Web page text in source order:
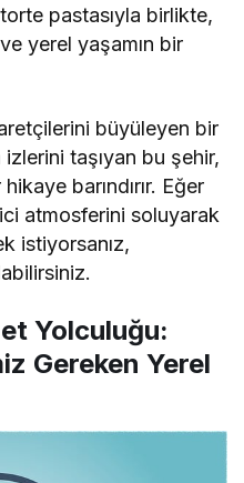
pastasıyla birlikte,
yerel yaşamın bir
büyüleyen bir
taşıyan bu şehir,
barındırır. Eğer
atmosferini soluyarak
istiyorsanız,
Yolculuğu:
Gereken Yerel